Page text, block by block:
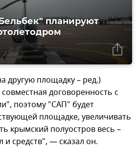
планируют
другую площадку – ред.)
договоренность с
поэтому "САП" будет
площадке, увеличивать
крымский полуостров весь –
и средств", — сказал он.